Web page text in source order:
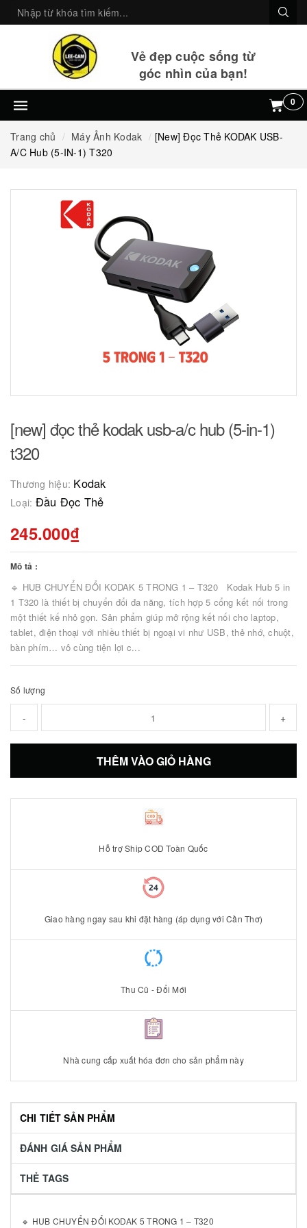
Vẻ đẹp cuộc sống từ
góc nhìn của bạn!
0
Trang chủ Máy Ảnh Kodak
[New] Đọc Thẻ KODAK USB-
A/C Hub (5-IN-1) T320
[new] đọc thẻ kodak usb-a/c hub (5-in-1)
t320
Thương hiệu: Kodak
Loại: Đầu Đọc Thẻ
245.000₫
Mô tả :
🔹 HUB CHUYỂN ĐỔI KODAK 5 TRONG 1 – T320 Kodak Hub 5 in
1 T320 là thiết bị chuyển đổi đa năng, tích hợp 5 cổng kết nối trong
một thiết kế nhỏ gọn. Sản phẩm giúp mở rộng kết nối cho laptop,
tablet, điện thoại với nhiều thiết bị ngoại vi như USB, thẻ nhớ, chuột,
bàn phím… vô cùng tiện lợi c...
Số lượng
- +
THÊM VÀO GIỎ HÀNG
Hỗ trợ Ship COD Toàn Quốc
Giao hàng ngay sau khi đặt hàng (áp dụng với Cần Thơ)
Thu Cũ - Đổi Mới
Nhà cung cấp xuất hóa đơn cho sản phẩm này
CHI TIẾT SẢN PHẨM
ĐÁNH GIÁ SẢN PHẨM
THẺ TAGS
🔹 HUB CHUYỂN ĐỔI KODAK 5 TRONG 1 – T320